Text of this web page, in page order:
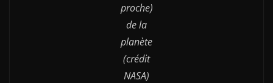
proche)
de la
planète
(crédit
NASA)